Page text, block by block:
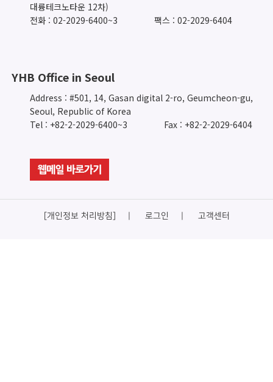
대륭테크노타운 12차)
전화 : 02-2029-6400~3
팩스 : 02-2029-6404
YHB Office in Seoul
Address : #501, 14, Gasan digital 2-ro, Geumcheon-gu,
Seoul, Republic of Korea
Tel : +82-2-2029-6400~3
Fax : +82-2-2029-6404
[개인정보 처리방침] 로그인 고객센터